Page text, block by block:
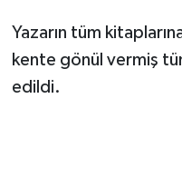
Yazarın tüm
kente gönül vermiş
edildi.